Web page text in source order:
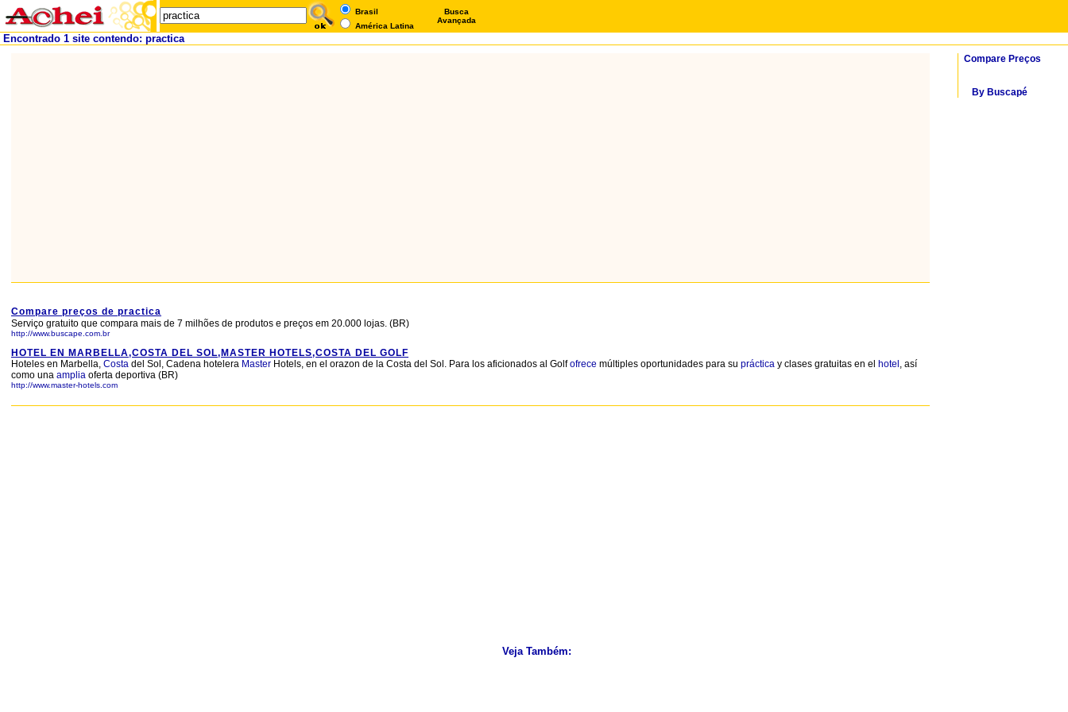
Brasil
América Latina
Busca
Avançada
Encontrado 1 site contendo: practica
Compare preços de practica
Serviço gratuito que compara mais de 7 milhões de produtos e preços em 20.000 lojas. (BR)
http://www.buscape.com.br
HOTEL EN MARBELLA,COSTA DEL SOL,MASTER HOTELS,COSTA DEL GOLF
Hoteles en Marbella, Costa del Sol, Cadena hotelera Master Hotels, en el orazon de la Costa del Sol. Para los aficionados al Golfofrece múltiples oportunidades para su práctica y clases gratuitas en el hotel , así
como una amplia oferta deportiva (BR)
http://www.master-hotels.com
Compare Preços
By Buscapé
Veja Também: